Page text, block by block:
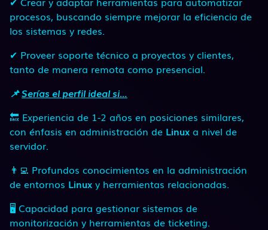
procesos, buscando siempre mejorar la eficiencia de
los sistemas y redes.
✔ Proveer soporte técnico a proyectos y clientes,
tanto de manera remota como presencial.
📌Serías el perfil ideal si…
🔙 Experiencia de 1-2 años en posiciones similares,
con énfasis en administración de Linux a nivel de
servidor.
👨‍💻 Profundos conocimientos en la administración
de entornos Linux y herramientas relacionadas.
🖥 Capacidad para gestionar sistemas de
monitorización y herramientas de ticketing.